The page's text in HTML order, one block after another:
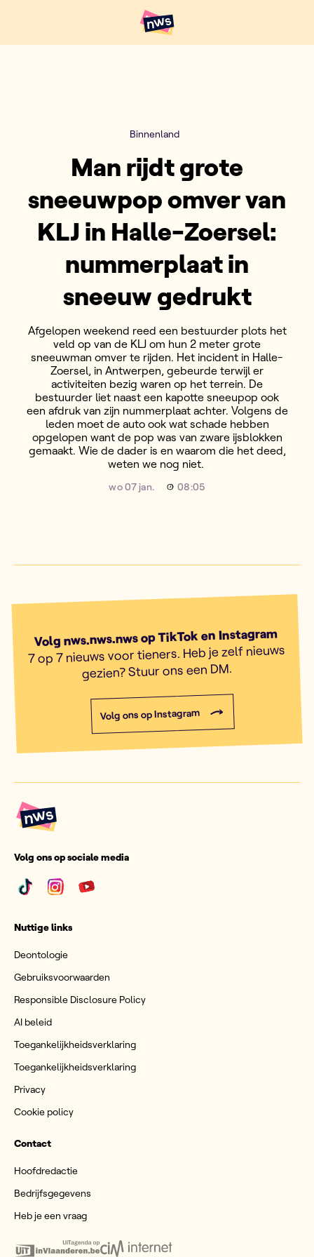
Hoofdpunten VRT NWS
Binnenland
Man rijdt grote
sneeuwpop omver van
KLJ in Halle-Zoersel:
nummerplaat in
sneeuw gedrukt
Afgelopen weekend reed een bestuurder plots het
veld op van de KLJ om hun 2 meter grote
sneeuwman omver te rijden. Het incident in Halle-
Zoersel, in Antwerpen, gebeurde terwijl er
activiteiten bezig waren op het terrein. De
bestuurder liet naast een kapotte sneeupop ook
een afdruk van zijn nummerplaat achter. Volgens de
leden moet de auto ook wat schade hebben
opgelopen want de pop was van zware ijsblokken
gemaakt. Wie de dader is en waarom die het deed,
weten we nog niet.
wo 07 jan. 08:05
Volg nws.nws.nws op TikTok en Instagram
7 op 7 nieuws voor tieners. Heb je zelf nieuws
gezien? Stuur ons een DM.
Volg ons op Instagram
Volg ons op sociale media
Nuttige links
Deontologie
Gebruiksvoorwaarden
Responsible Disclosure Policy
AI beleid
Toegankelijkheidsverklaring
Toegankelijkheidsverklaring
Privacy
Cookie policy
Contact
Hoofdredactie
Bedrijfsgegevens
Heb je een vraag